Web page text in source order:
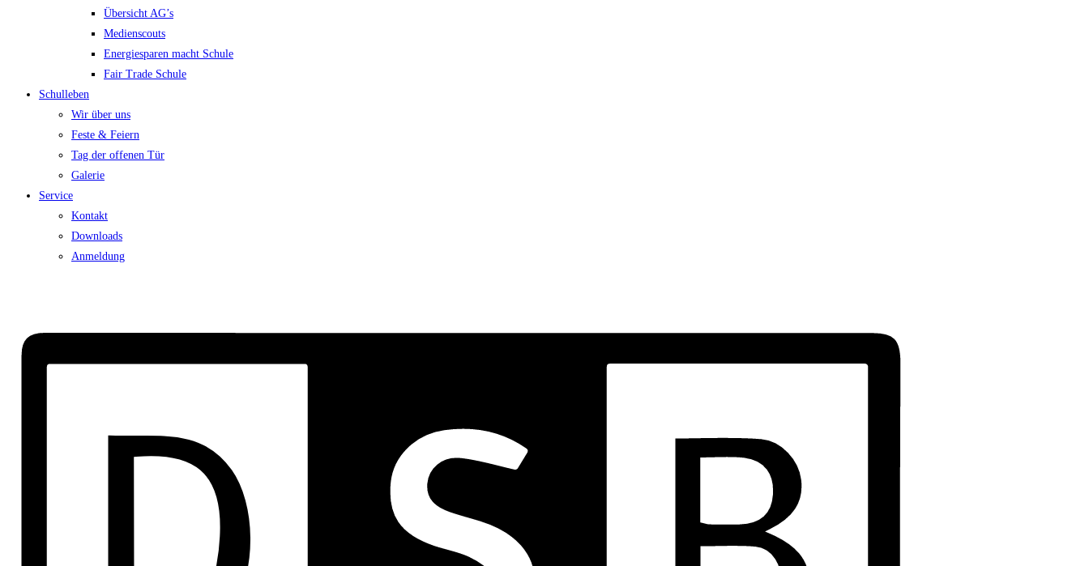
Übersicht AG’s
Medienscouts
Energiesparen macht Schule
Fair Trade Schule
Schulleben
Wir über uns
Feste & Feiern
Tag der offenen Tür
Galerie
Service
Kontakt
Downloads
Anmeldung